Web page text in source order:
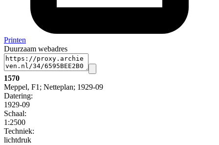
Printen
Duurzaam webadres
1570
Meppel, F1; Netteplan; 1929-09
Datering:
1929-09
Schaal:
1:2500
Techniek:
lichtdruk